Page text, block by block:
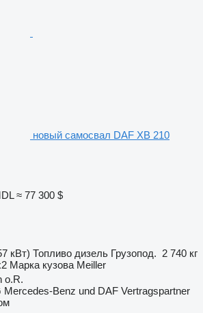
новый самосвал DAF XB 210
≈ 77 300 $
кВт) Топливо дизель Грузопод. 2 740 кг
Марка кузова Meiller
o.R.
Benz und DAF Vertragspartner